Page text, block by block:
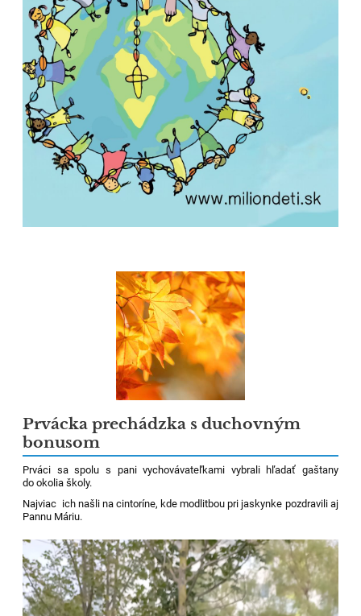
Prvácka prechádzka s duchovným
bonusom
Prváci sa spolu s pani vychovávateľkami vybrali hľadať gaštany
do okolia školy.
Najviac ich našli na cintoríne, kde modlitbou pri jaskynke pozdravili aj
Pannu Máriu.